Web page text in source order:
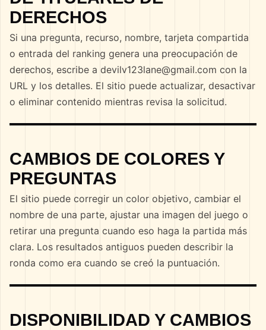
DERECHOS
Si una pregunta, recurso, nombre, tarjeta compartida
o entrada del ranking genera una preocupación de
derechos, escribe a devilv123lane@gmail.com con la
URL y los detalles. El sitio puede actualizar, desactivar
o eliminar contenido mientras revisa la solicitud.
CAMBIOS DE COLORES Y
PREGUNTAS
El sitio puede corregir un color objetivo, cambiar el
nombre de una parte, ajustar una imagen del juego o
retirar una pregunta cuando eso haga la partida más
clara. Los resultados antiguos pueden describir la
ronda como era cuando se creó la puntuación.
DISPONIBILIDAD Y CAMBIOS